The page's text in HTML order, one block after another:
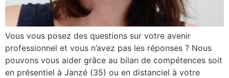
Vous vous posez des questions sur votre avenir
professionnel et vous n’avez pas les réponses ? Nous
pouvons vous aider grâce au bilan de compétences soit
en présentiel à Janzé (35) ou en distanciel à votre